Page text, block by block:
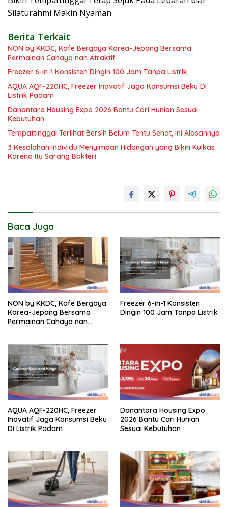
Silaturahmi Makin Nyaman
Berita Terkait
NON by KKDC, Kafe Bergaya Korea-Jepang Bersama
Permainan Cahaya nan Atraktif
Freezer 6-in-1 Konsisten Dingin 100 Jam Tanpa Listrik
AQUA AQF-220HC, Freezer Inovatif Jaga Konsumsi Beku Di
Listrik Padam
Danantara Housing Expo 2026 Bantu Cari Hunian Sesuai
Kebutuhan
Tempattinggal Terlihat Bersih Belum Tentu Sehat, Ini Alasannya
3 Kesalahan Individu Menyimpan Hidangan yang Bikin Kulkas
Karena Itu Sarang Bakteri
Baca Juga
NON by KKDC, Kafe Bergaya
Korea-Jepang Bersama
Permainan Cahaya nan
Freezer 6-in-1 Konsisten
Dingin 100 Jam Tanpa Listrik
AQUA AQF-220HC, Freezer
Inovatif Jaga Konsumsi Beku
Di Listrik Padam
Danantara Housing Expo
2026 Bantu Cari Hunian
Sesuai Kebutuhan